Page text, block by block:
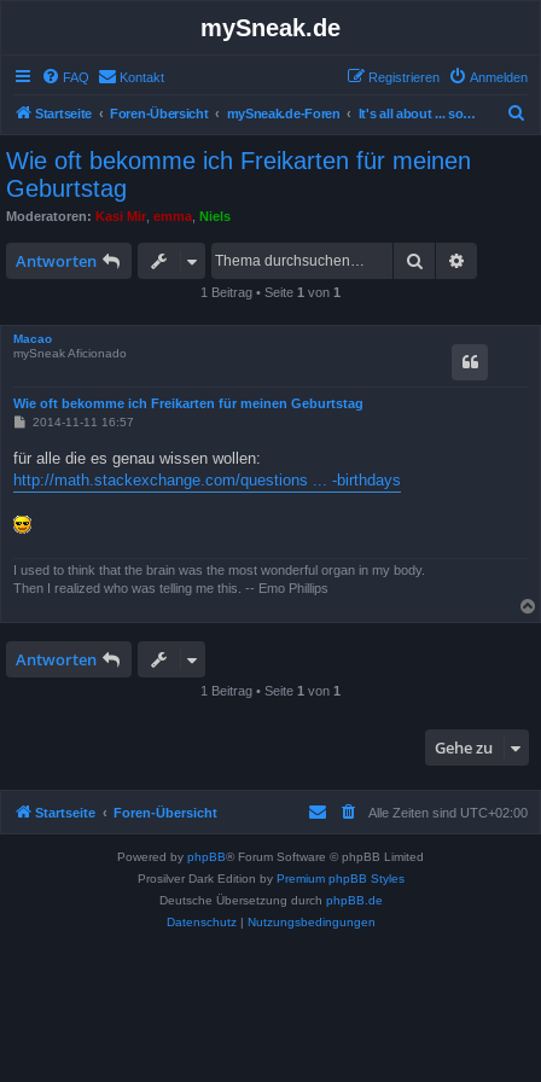
mySneak.de
FAQ Kontakt Anmelden
Registrieren
Startseite Foren-Übersicht mySneak.de-Foren It's all about ... something!
Wie oft bekomme ich Freikarten für meinen
Geburtstag
Moderatoren: Kasi Mir emma Niels
Antworten Suche
1 Beitrag • Seite 1 von 1
Macao
mySneak Aficionado
Wie oft bekomme ich Freikarten für meinen Geburtstag
B
t
r
a
2014-11-11 16:57
für alle die es genau wissen wollen:
http://math.stackexchange.com/questions ... -birthdays
I used to think that the brain was the most wonderful organ in my body.
Then I realized who was telling me this. -- Emo Phillips
Antworten
1 Beitrag • Seite 1 von 1
Gehe zu
Startseite Foren-Übersicht Alle Zeiten sind UTC+02:00
Powered by phpBB® Forum Software © phpBB Limited
Prosilver Dark Edition by Premium phpBB Styles
Deutsche Übersetzung durch phpBB.de
Datenschutz| Nutzungsbedingungen